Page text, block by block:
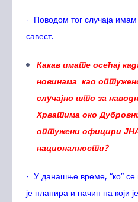
- Поводом тог случаја
савест.
Какав имате осећај
новинама као
случајно што за
Хрватима око
оптужени официри ЈНА
националности?
- У данашње време, “ко” се
је планира и начин на који